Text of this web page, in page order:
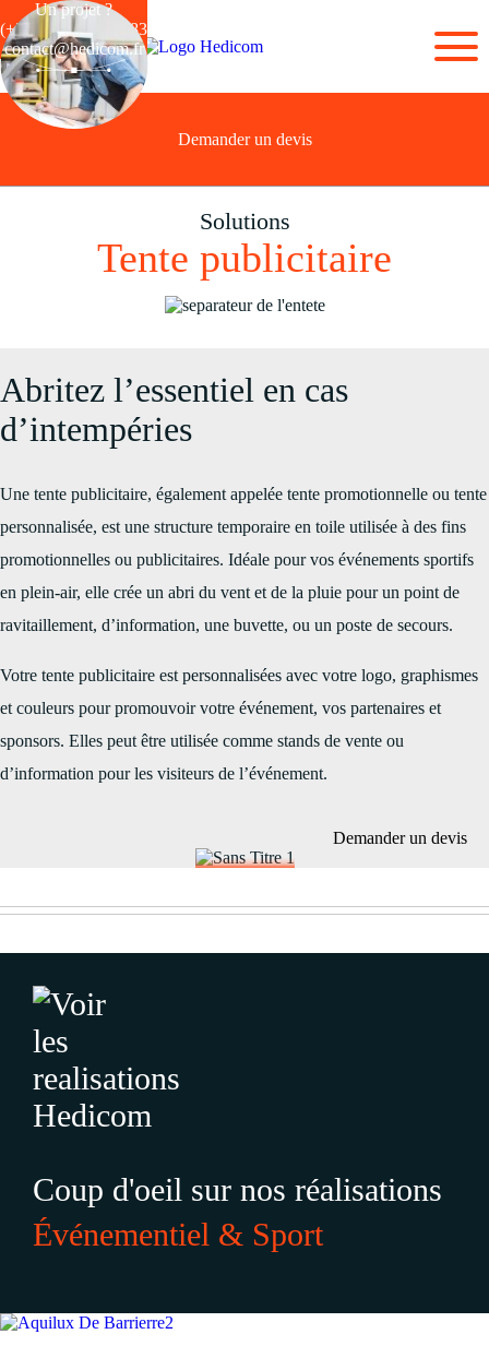
Un projet ?
(+33) 03 28 44 26 83
contact@hedicom.fr
Demander un devis
Solutions
Tente publicitaire
Abritez l’essentiel en cas
d’intempéries
Une tente publicitaire, également appelée tente promotionnelle ou tente
personnalisée, est une structure temporaire en toile utilisée à des fins
promotionnelles ou publicitaires. Idéale pour vos événements sportifs
en plein-air, elle crée un abri du vent et de la pluie pour un point de
ravitaillement, d’information, une buvette, ou un poste de secours.
Votre tente publicitaire est personnalisées avec votre logo, graphismes
et couleurs pour promouvoir votre événement, vos partenaires et
sponsors. Elles peut être utilisée comme stands de vente ou
d’information pour les visiteurs de l’événement.
Demander un devis
Coup d'oeil sur nos réalisations
Événementiel & Sport